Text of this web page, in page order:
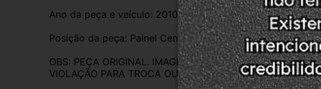
Ano da peça e veículo: 2010
Posição da peça: Painel Central
OBS: PEÇA ORIGINAL. IMAGENS REAIS DO PRODUTO.
VIOLAÇÃO PARA TROCA OU DEVOLUÇÃO. EM CASO DE